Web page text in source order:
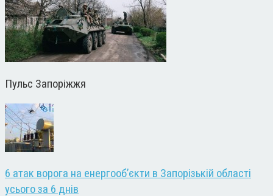
Пульс Запоріжжя
6 атак ворога на енергооб’єкти в Запорізькій області
усього за 6 днів